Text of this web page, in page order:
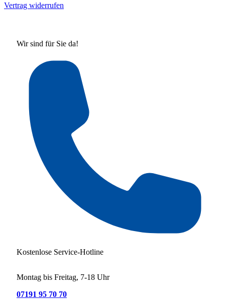
Vertrag widerrufen
Wir sind für Sie da!
Kostenlose Service-Hotline
Montag bis Freitag, 7-18 Uhr
07191 95 70 70